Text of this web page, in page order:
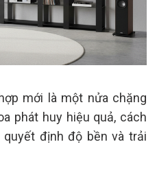
mới là một nửa chặng
phát huy hiệu quả, cách
định độ bền và trải